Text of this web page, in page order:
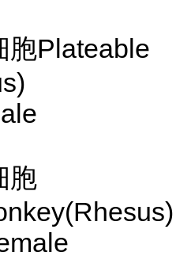
胞Plateable
胞